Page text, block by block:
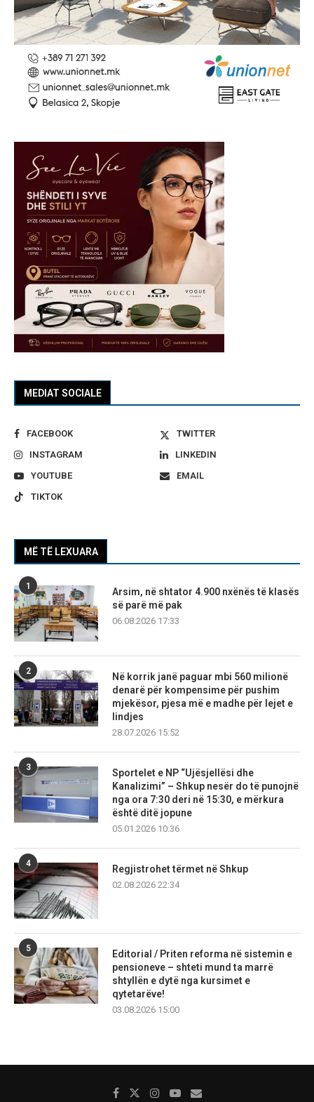
MEDIAT SOCIALE
FACEBOOK
TWITTER
INSTAGRAM
LINKEDIN
YOUTUBE
EMAIL
TIKTOK
MË TË LEXUARA
1
Arsim, në shtator 4.900 nxënës të klasës
së parë më pak
06.08.2026 17:33
2
Në korrik janë paguar mbi 560 milionë
denarë për kompensime për pushim
mjekësor, pjesa më e madhe për lejet e
lindjes
28.07.2026 15:52
3
Sportelet e NP “Ujësjellësi dhe
Kanalizimi” – Shkup nesër do të punojnë
nga ora 7:30 deri në 15:30, e mërkura
është ditë jopune
05.01.2026 10:36
4
Regjistrohet tërmet në Shkup
02.08.2026 22:34
5
Editorial / Priten reforma në sistemin e
pensioneve – shteti mund ta marrë
shtyllën e dytë nga kursimet e
qytetarëve!
03.08.2026 15:00